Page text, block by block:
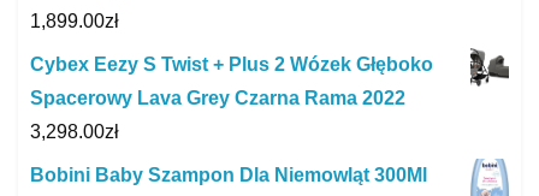
1,899.00zł
Cybex Eezy S Twist + Plus 2 Wózek Głęboko
Spacerowy Lava Grey Czarna Rama 2022
3,298.00zł
Bobini Baby Szampon Dla Niemowląt 300Ml